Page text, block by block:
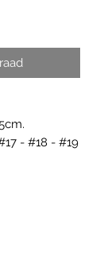
- #18 - #19